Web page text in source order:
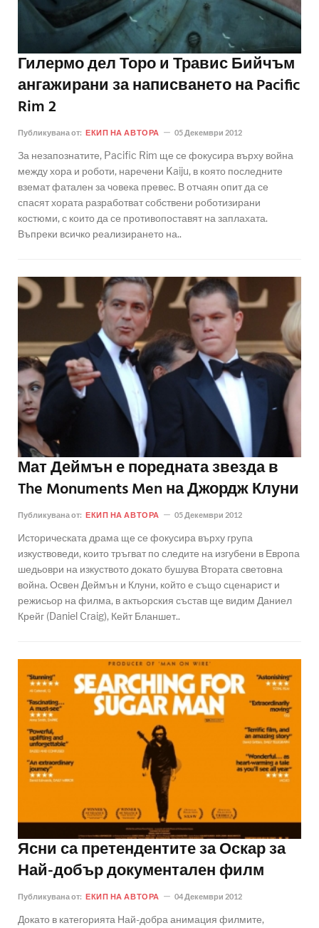
Гилермо дел Торо и Травис Бийчъм
ангажирани за написването на Pacific
Rim 2
Публикувана от: ЕКИП НА АВТОРА 05 Декември 2012
За незапознатите, Pacific Rim ще се фокусира върху война
между хора и роботи, наречени Kaiju, в която последните
вземат фатален за човека превес. В отчаян опит да се
спасят хората разработват собствени роботизирани
костюми, с които да се противопоставят на заплахата.
Въпреки всичко реализирането на..
Мат Деймън е поредната звезда в
The Monuments Men на Джордж Клуни
Публикувана от: ЕКИП НА АВТОРА 05 Декември 2012
Историческата драма ще се фокусира върху група
изкуствоведи, които тръгват по следите на изгубени в Европа
шедьоври на изкуството докато бушува Втората световна
война. Освен Деймън и Клуни, който е също сценарист и
режисьор на филма, в актьорския състав ще видим Даниел
Крейг (Daniel Craig), Кейт Бланшет..
Ясни са претендентите за Оскар за
Най-добър документален филм
Публикувана от: ЕКИП НА АВТОРА 04 Декември 2012
Докато в категорията Най-добра анимация филмите,